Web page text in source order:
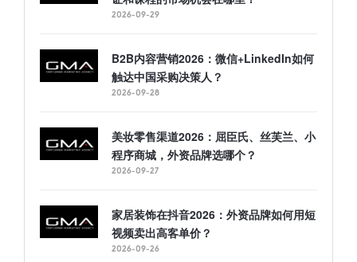
2026-09-29
B2B内容营销2026：微信+LinkedIn如何
触达中国采购决策人？
2026-09-28
美妆零售渠道2026：屈臣氏、丝芙兰、小
程序商城，外资品牌选哪个？
2026-09-27
家居装饰在抖音2026：外资品牌如何用短
视频卖出高客单价？
2026-09-26